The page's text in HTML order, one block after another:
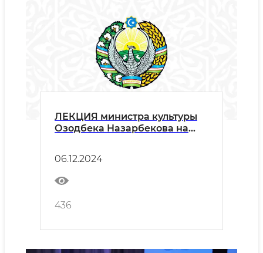
ЛЕКЦИЯ министра культуры
Озодбека Назарбекова на
боевого и национального
духа защитников Родины»
06.12.2024
436